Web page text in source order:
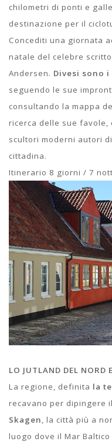
chilometri di ponti e
destinazione per il
Concediti una giornata
natale del celebre
Andersen. Divesi sono i
seguendo le sue
consultando la mappa
ricerca delle sue favole,
scultori moderni autori
cittadina.
Itinerario 8 giorni / 7
LO JUTLAND DEL NORD
La regione, definita la
recavano per dipingere
Skagen , la città più a
luogo dove il Mar